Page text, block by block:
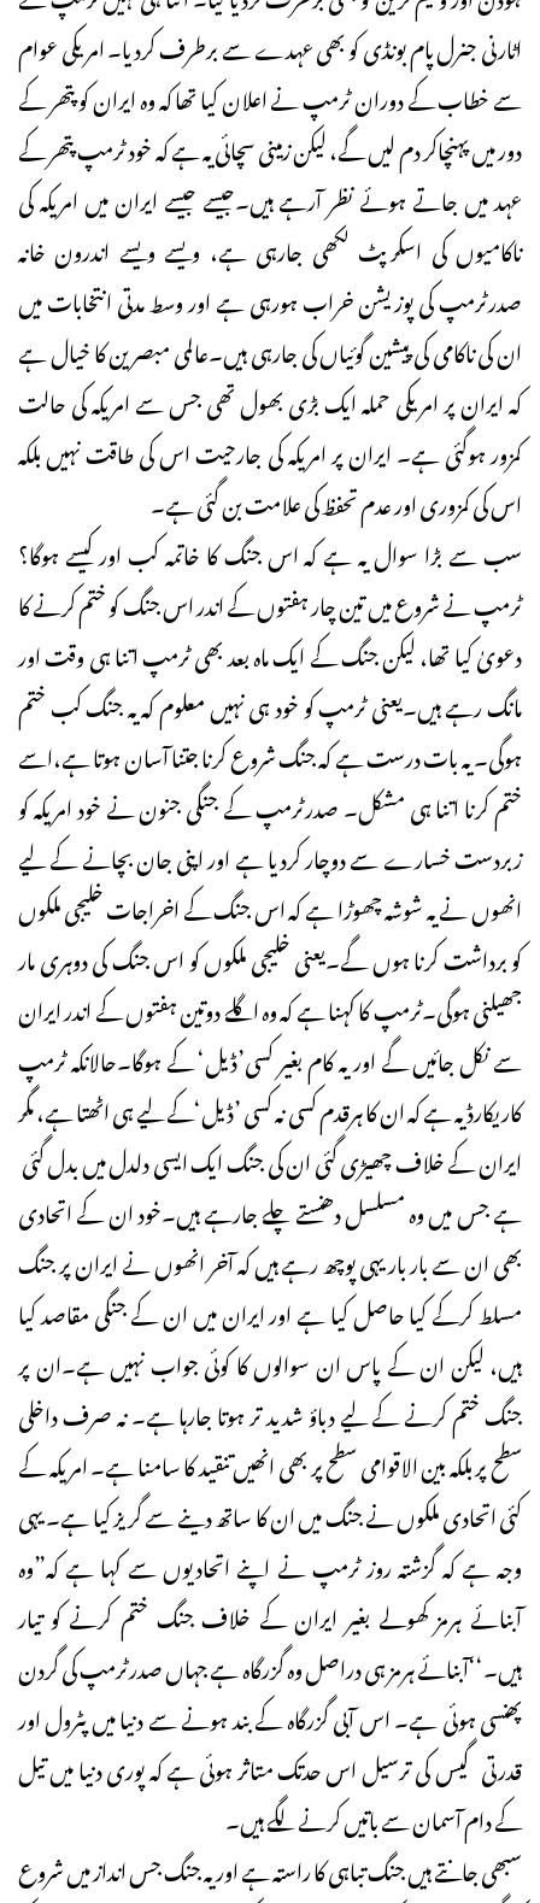
اٹارنی جنرل پام بونڈی کو بھی عہدے سے برطرف کردیا۔ امریکی عوام
سے خطاب کے دوران ٹرمپ نے اعلان کیا تھا کہ وہ ایران کو پتھر کے
دور میں پہنچاکر دم لیں گے، لیکن زمینی سچائی یہ ہے کہ خود ٹرمپ پتھر کے
عہد میں جاتے ہوئے نظر آرہے ہیں۔جیسے جیسے ایران میں امریکہ کی
ناکامیوں کی اسکرپٹ لکھی جارہی ہے، ویسے ویسے اندرون خانہ
صدرٹرمپ کی پوزیشن خراب ہورہی ہے اور وسط مدتی انتخابات میں
ان کی ناکامی کی پیشین گوئیاں کی جارہی ہیں۔عالمی مبصرین کا خیال ہے
کہ ایران پر امریکی حملہ ایک بڑی بھول تھی جس سے امریکہ کی حالت
کمزور ہوگئی ہے۔ ایران پر امریکہ کی جارحیت اس کی طاقت نہیں بلکہ
اس کی کمزوری اور عدم تحفظ کی علامت بن گئی ہے۔
سب سے بڑا سوال یہ ہے کہ اس جنگ کا خاتمہ کب اور کیسے ہوگا؟
ٹرمپ نے شروع میں تین چار ہفتوں کے اندر اس جنگ کو ختم کرنے کا
دعویٰ کیا تھا، لیکن جنگ کے ایک ماہ بعد بھی ٹرمپ اتنا ہی وقت اور
مانگ رہے ہیں۔یعنی ٹرمپ کو خود ہی نہیں معلوم کہ یہ جنگ کب ختم
ہوگی۔ یہ بات درست ہے کہ جنگ شروع کرنا جتنا آسان ہوتا ہے،اسے
ختم کرنا اتنا ہی مشکل۔ صدرٹرمپ کے جنگی جنون نے خود امریکہ کو
زبردست خسارے سے دوچار کردیا ہے اور اپنی جان بچانے کے لیے
انھوں نے یہ شوشہ چھوڑا ہے کہ اس جنگ کے اخراجات خلیجی ملکوں
کو برداشت کرنا ہوں گے۔یعنی خلیجی ملکوں کو اس جنگ کی دوہری مار
جھیلنی ہوگی۔ٹرمپ کا کہنا ہے کہ وہ اگلے دوتین ہفتوں کے اندر ایران
سے نکل جائیں گے اور یہ کام بغیر کسی’ڈیل‘ کے ہوگا۔حالانکہ ٹرمپ
کاریکارڈ یہ ہے کہ ان کا ہرقدم کسی نہ کسی ’ڈیل‘کے لیے ہی اٹھتا ہے، مگر
ایران کے خلاف چھیڑی گئی ان کی جنگ ایک ایسی دلدل میں بدل گئی
ہے جس میں وہ مسلسل دھنستے چلے جارہے ہیں۔خود ان کے اتحادی
بھی ان سے بار بار یہی پوچھ رہے ہیں کہ آخر انھوں نے ایران پر جنگ
مسلط کرکے کیا حاصل کیا ہے اور ایران میں ان کے جنگی مقاصد کیا
ہیں، لیکن ان کے پاس ان سوالوں کا کوئی جواب نہیں ہے۔ان پر
جنگ ختم کرنے کے لیے دباؤ شدید تر ہوتا جارہا ہے۔ نہ صرف داخلی
سطح پر بلکہ بین الاقوامی سطح پر بھی انھیں تنقید کا سامنا ہے۔ امریکہ کے
کئی اتحادی ملکوں نے جنگ میں ان کا ساتھ دینے سے گریز کیا ہے۔ یہی
وجہ ہے کہ گزشتہ روز ٹرمپ نے اپنے اتحادیوں سے کہا ہے کہ”وہ
آبنائے ہرمز کھولے بغیر ایران کے خلاف جنگ ختم کرنے کو تیار
ہیں۔‘‘آبنائے ہرمز ہی دراصل وہ گزرگاہ ہے جہاں صدرٹرمپ کی گردن
پھنسی ہوئی ہے۔ اس آبی گزرگاہ کے بند ہونے سے دنیا میں پٹرول اور
قدرتی گیس کی ترسیل اس حدتک متاثر ہوئی ہے کہ پوری دنیا میں تیل
کے دام آسمان سے باتیں کرنے لگے ہیں۔
سبھی جانتے ہیں جنگ تباہی کا راستہ ہے اور یہ جنگ جس انداز میں شروع